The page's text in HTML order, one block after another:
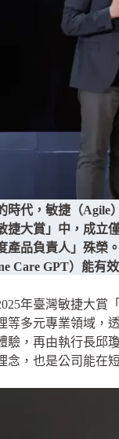
時代，敏捷（Agile
敏捷大賞」中，成
產品負責人」殊榮
Care GPT）能有
年臺灣敏捷大賞
等多元專業領域，
驗，再由執行長邱
念，也是公司能在